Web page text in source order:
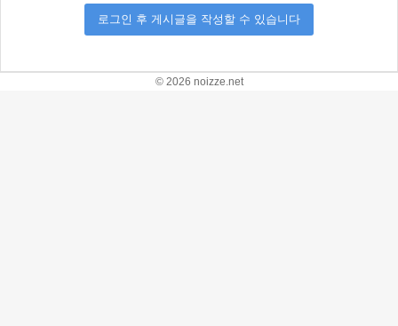
로그인 후 게시글을 작성할 수 있습니다
© 2026 noizze.net